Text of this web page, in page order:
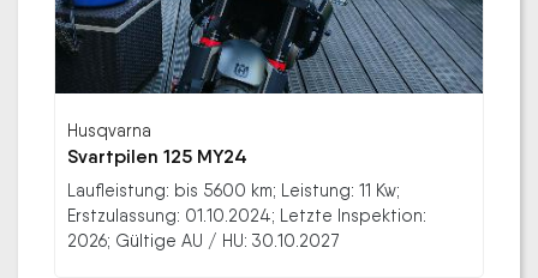
Husqvarna
Svartpilen 125 MY24
Laufleistung: bis 5600 km; Leistung: 11 Kw;
Erstzulassung: 01.10.2024; Letzte Inspektion:
2026; Gültige AU / HU: 30.10.2027